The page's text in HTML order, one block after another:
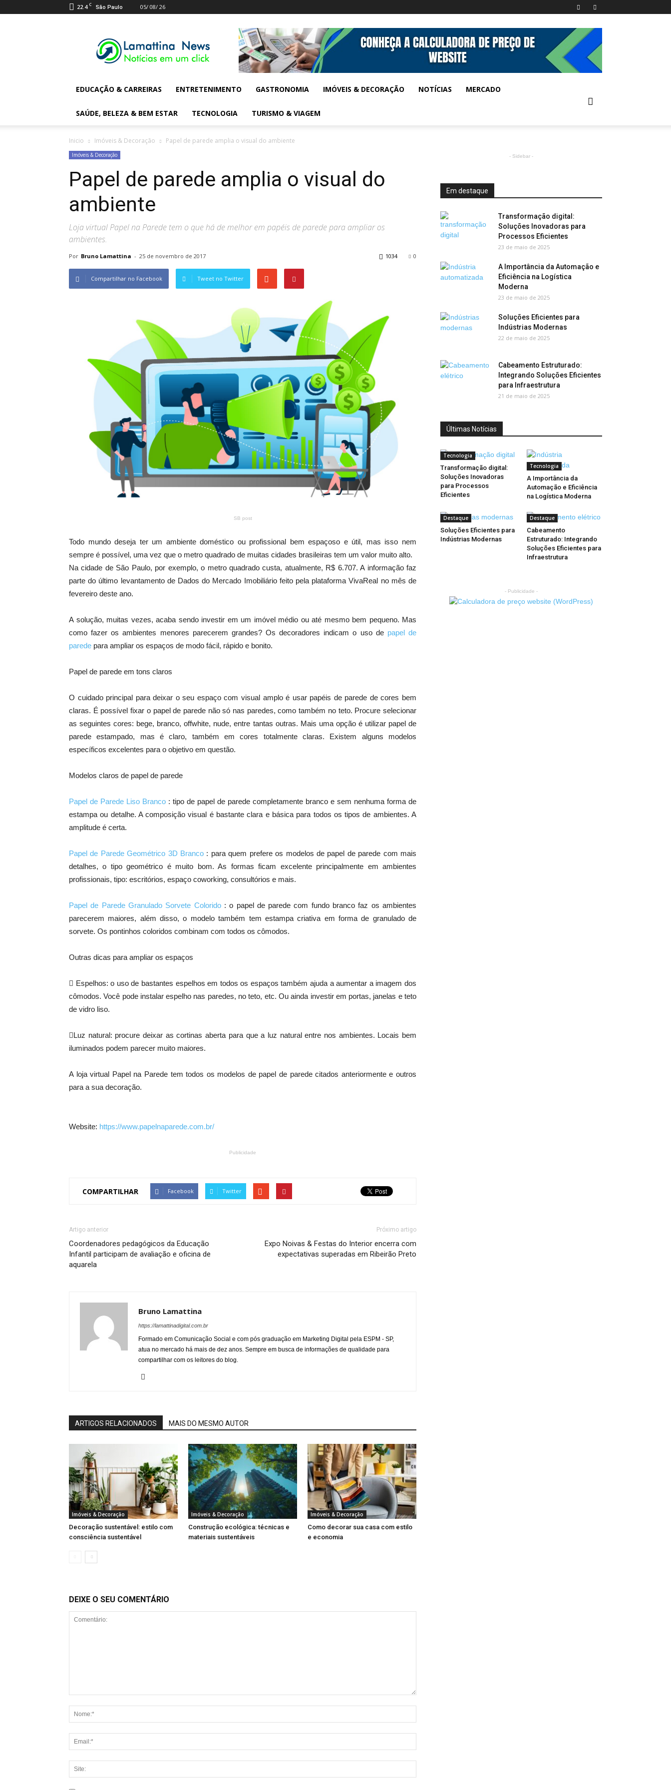
22.4 C São Paulo 05/ 08/ 26
Digital
News
EDUCAÇÃO & CARREIRAS ENTRETENIMENTO GASTRONOMIA IMÓVEIS & DECORAÇÃO NOTÍCIAS MERCADO
SAÚDE, BELEZA & BEM ESTAR TECNOLOGIA TURISMO & VIAGEM
Inicio Imóveis & Decoração Papel de parede amplia o visual do ambiente
Imóveis & Decoração
Papel de parede amplia o visual do
ambiente
Loja virtual Papel na Parede tem o que há de melhor em papéis de parede para ampliar os
ambientes.
Por Bruno Lamattina - 25 de novembro de 2017 0
1034
Compartilhar no Facebook Tweet no Twitter
SB post
Todo mundo deseja ter um ambiente doméstico ou profissional bem espaçoso e útil, mas isso nem
sempre é possível, uma vez que o metro quadrado de muitas cidades brasileiras tem um valor muito alto.
Na cidade de São Paulo, por exemplo, o metro quadrado custa, atualmente, R$ 6.707. A informação faz
parte do último levantamento de Dados do Mercado Imobiliário feito pela plataforma VivaReal no mês de
fevereiro deste ano.
A solução, muitas vezes, acaba sendo investir em um imóvel médio ou até mesmo bem pequeno. Mas
como fazer os ambientes menores parecerem grandes? Os decoradores indicam o uso de papel de
parede para ampliar os espaços de modo fácil, rápido e bonito.
Papel de parede em tons claros
O cuidado principal para deixar o seu espaço com visual amplo é usar papéis de parede de cores bem
claras. É possível fixar o papel de parede não só nas paredes, como também no teto. Procure selecionar
as seguintes cores: bege, branco, offwhite, nude, entre tantas outras. Mais uma opção é utilizar papel de
parede estampado, mas é claro, também em cores totalmente claras. Existem alguns modelos
específicos excelentes para o objetivo em questão.
Modelos claros de papel de parede
Papel de Parede Liso Branco : tipo de papel de parede completamente branco e sem nenhuma forma de
estampa ou detalhe. A composição visual é bastante clara e básica para todos os tipos de ambientes. A
amplitude é certa.
Papel de Parede Geométrico 3D Branco : para quem prefere os modelos de papel de parede com mais
detalhes, o tipo geométrico é muito bom. As formas ficam excelente principalmente em ambientes
profissionais, tipo: escritórios, espaço coworking, consultórios e mais.
Papel de Parede Granulado Sorvete Colorido : o papel de parede com fundo branco faz os ambientes
parecerem maiores, além disso, o modelo também tem estampa criativa em forma de granulado de
sorvete. Os pontinhos coloridos combinam com todos os cômodos.
Outras dicas para ampliar os espaços
 Espelhos: o uso de bastantes espelhos em todos os espaços também ajuda a aumentar a imagem dos
cômodos. Você pode instalar espelho nas paredes, no teto, etc. Ou ainda investir em portas, janelas e teto
de vidro liso.
Luz natural: procure deixar as cortinas aberta para que a luz natural entre nos ambientes. Locais bem
iluminados podem parecer muito maiores.
A loja virtual Papel na Parede tem todos os modelos de papel de parede citados anteriormente e outros
para a sua decoração.
Website: https://www.papelnaparede.com.br/
Publicidade
COMPARTILHAR Facebook Twitter
Artigo anterior
Coordenadores pedagógicos da Educação
Infantil participam de avaliação e oficina de
aquarela
Próximo artigo
Expo Noivas & Festas do Interior encerra com
expectativas superadas em Ribeirão Preto
Bruno Lamattina
https://lamattinadigital.com.br
Formado em Comunicação Social e com pós graduação em Marketing Digital pela ESPM - SP,
atua no mercado há mais de dez anos. Sempre em busca de informações de qualidade para
compartilhar com os leitores do blog.
ARTIGOS RELACIONADOS MAIS DO MESMO AUTOR
Imóveis & Decoração
Decoração sustentável: estilo com
consciência sustentável
Imóveis & Decoração
Construção ecológica: técnicas e
materiais sustentáveis
Imóveis & Decoração
Como decorar sua casa com estilo
e economia
DEIXE O SEU COMENTÁRIO
- Sidebar -
Em destaque
Transformação digital:
Soluções Inovadoras para
Processos Eficientes
23 de maio de 2025
A Importância da Automação e
Eficiência na Logística
Moderna
23 de maio de 2025
Soluções Eficientes para
Indústrias Modernas
22 de maio de 2025
Cabeamento Estruturado:
Integrando Soluções Eficientes
para Infraestrutura
21 de maio de 2025
Últimas Notícias
Tecnologia
Transformação digital:
Soluções Inovadoras
para Processos
Eficientes
Tecnologia
A Importância da
Automação e Eficiência
na Logística Moderna
Destaque
Soluções Eficientes para
Indústrias Modernas
Destaque
Cabeamento
Estruturado: Integrando
Soluções Eficientes para
Infraestrutura
- Publicidade -